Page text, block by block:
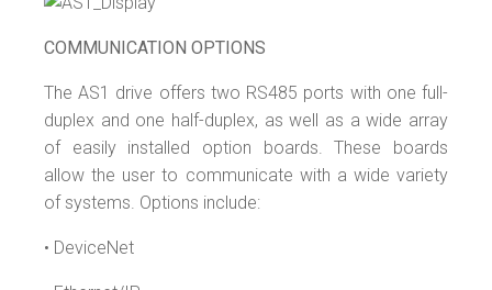
COMMUNICATION OPTIONS
The AS1 drive offers two RS485 ports with one full-
duplex and one half-duplex, as well as a wide array
of easily installed option boards. These boards
allow the user to communicate with a wide variety
of systems. Options include:
• DeviceNet